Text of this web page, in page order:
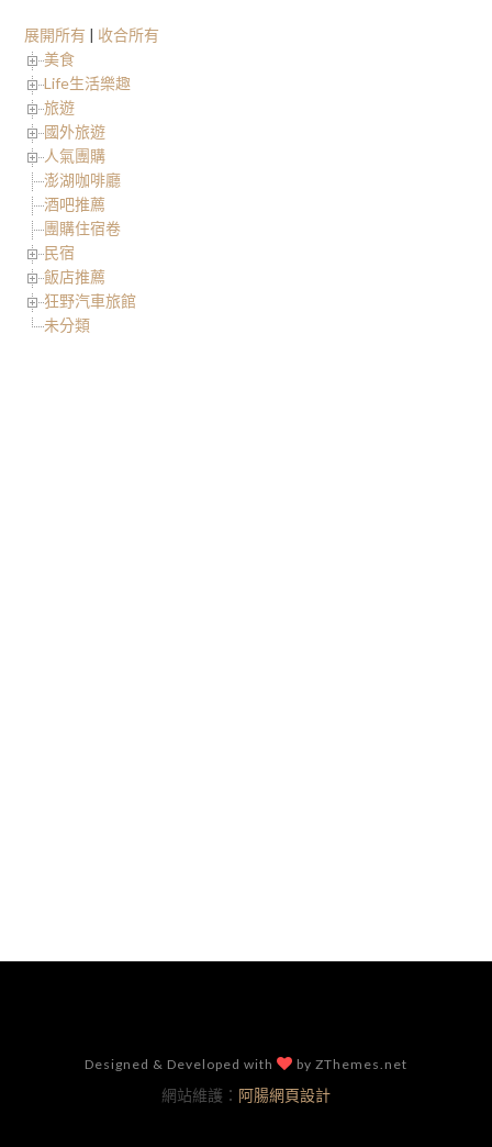
展開所有 | 收合所有
美食
Life生活樂趣
旅遊
國外旅遊
人氣團購
澎湖咖啡廳
酒吧推薦
團購住宿卷
民宿
飯店推薦
狂野汽車旅館
未分類
Designed & Developed with by ZThemes.net
網站維護： 阿腸網頁設計